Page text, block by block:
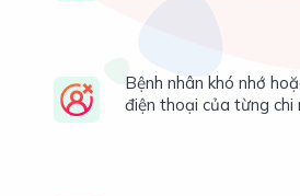
Bệnh nhân khó nhớ
điện thoại của từng chi